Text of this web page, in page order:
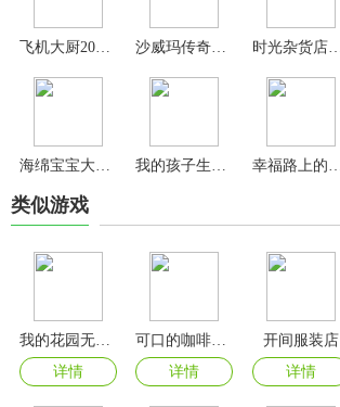
飞机大厨2024最新版 时光杂货店手游
海绵宝宝大闹蟹堡王最新版本
类似游戏
我的花园无限星星版
详情
详情
开间服装店
详情